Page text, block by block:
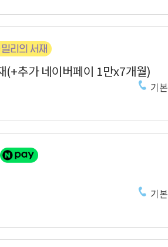
(+추가 네이버페이 1만x7개월)
기본
기본